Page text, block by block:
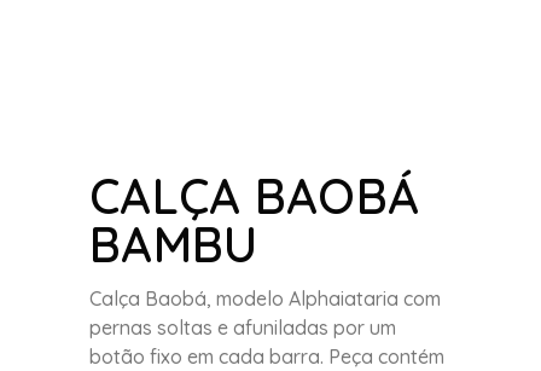
CALÇA BAOBÁ
BAMBU
Calça Baobá, modelo Alphaiataria com
pernas soltas e afuniladas por um
botão fixo em cada barra. Peça contém